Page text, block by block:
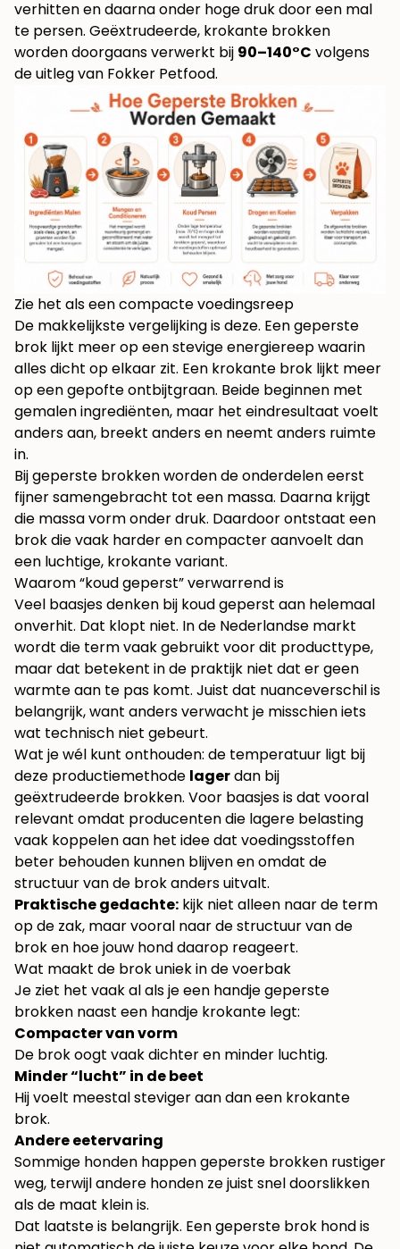
verhitten en daarna onder hoge druk door een mal
te persen. Geëxtrudeerde, krokante brokken
worden doorgaans verwerkt bij 90–140°C volgens
de uitleg van Fokker Petfood.
Zie het als een compacte voedingsreep
De makkelijkste vergelijking is deze. Een geperste
brok lijkt meer op een stevige energiereep waarin
alles dicht op elkaar zit. Een krokante brok lijkt meer
op een gepofte ontbijtgraan. Beide beginnen met
gemalen ingrediënten, maar het eindresultaat voelt
anders aan, breekt anders en neemt anders ruimte
in.
Bij geperste brokken worden de onderdelen eerst
fijner samengebracht tot een massa. Daarna krijgt
die massa vorm onder druk. Daardoor ontstaat een
brok die vaak harder en compacter aanvoelt dan
een luchtige, krokante variant.
Waarom “koud geperst” verwarrend is
Veel baasjes denken bij koud geperst aan helemaal
onverhit. Dat klopt niet. In de Nederlandse markt
wordt die term vaak gebruikt voor dit producttype,
maar dat betekent in de praktijk niet dat er geen
warmte aan te pas komt. Juist dat nuanceverschil is
belangrijk, want anders verwacht je misschien iets
wat technisch niet gebeurt.
Wat je wél kunt onthouden: de temperatuur ligt bij
deze productiemethode lagerdan bij
geëxtrudeerde brokken. Voor baasjes is dat vooral
relevant omdat producenten die lagere belasting
vaak koppelen aan het idee dat voedingsstoffen
beter behouden kunnen blijven en omdat de
structuur van de brok anders uitvalt.
Praktische gedachte: kijk niet alleen naar de term
op de zak, maar vooral naar de structuur van de
brok en hoe jouw hond daarop reageert.
Wat maakt de brok uniek in de voerbak
Je ziet het vaak al als je een handje geperste
brokken naast een handje krokante legt:
Compacter van vorm
De brok oogt vaak dichter en minder luchtig.
Minder “lucht” in de beet
Hij voelt meestal steviger aan dan een krokante
brok.
Andere eetervaring
Sommige honden happen geperste brokken rustiger
weg, terwijl andere honden ze juist snel doorslikken
als de maat klein is.
Dat laatste is belangrijk. Een geperste brok hond is